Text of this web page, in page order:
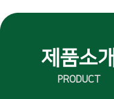
제품소개
PRODUCT